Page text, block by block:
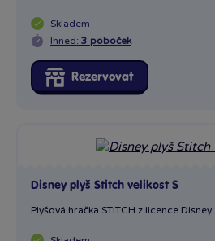
Skladem
Ihned: 3 poboček
Rezervovat
Disney plyš Stitch velikost S
Plyšová hračka STITCH z licence Disney.